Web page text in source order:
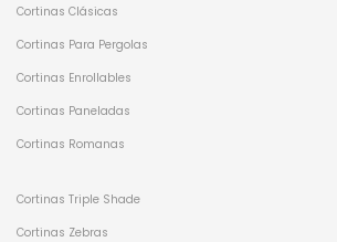
Cortinas Clásicas
Cortinas Para Pergolas
Cortinas Enrollables
Cortinas Paneladas
Cortinas Romanas
Cortinas Triple Shade
Cortinas Zebras